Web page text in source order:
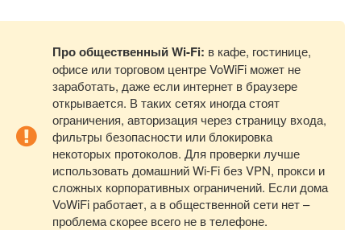
Про общественный Wi-Fi: в кафе, гостинице,
офисе или торговом центре VoWiFi может не
заработать, даже если интернет в браузере
открывается. В таких сетях иногда стоят
ограничения, авторизация через страницу входа,
фильтры безопасности или блокировка
некоторых протоколов. Для проверки лучше
использовать домашний Wi-Fi без VPN, прокси и
сложных корпоративных ограничений. Если дома
VoWiFi работает, а в общественной сети нет –
проблема скорее всего не в телефоне.